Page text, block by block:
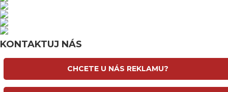
KONTAKTUJ NÁS
CHCETE U NÁS REKLAMU?